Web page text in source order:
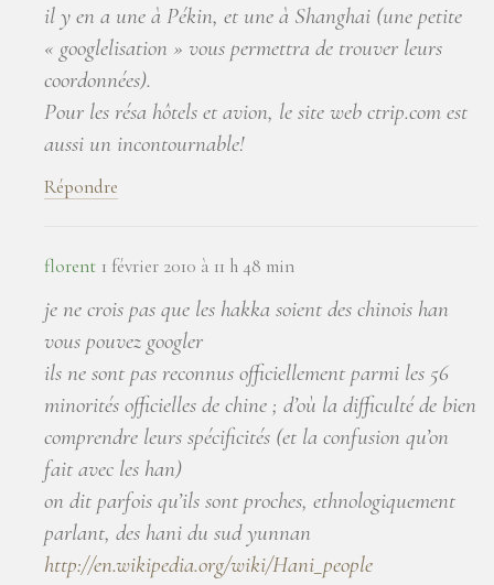
il y en a une à Pékin, et une à Shanghai (une petite
« googlelisation » vous permettra de trouver leurs
coordonnées).
Pour les résa hôtels et avion, le site web ctrip.com est
aussi un incontournable!
Répondre
florent 1 février 2010 à 11 h 48 min
je ne crois pas que les hakka soient des chinois han
vous pouvez googler
ils ne sont pas reconnus officiellement parmi les 56
minorités officielles de chine ; d’où la difficulté de bien
comprendre leurs spécificités (et la confusion qu’on
fait avec les han)
on dit parfois qu’ils sont proches, ethnologiquement
parlant, des hani du sud yunnan
http://en.wikipedia.org/wiki/Hani_people